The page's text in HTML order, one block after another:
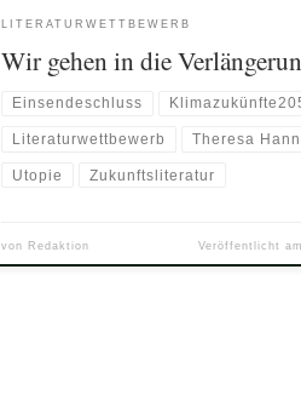
LITERATURWETTBEWERB
Wir gehen in die
Einsendeschluss
Literaturwettbewerb Theresa
Utopie Zukunftsliteratur
von Redaktion Veröffentlicht